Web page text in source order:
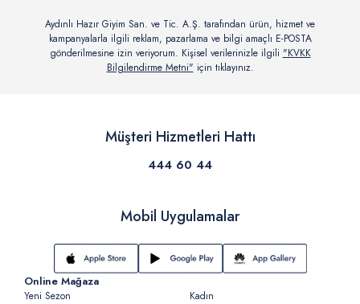
Aydınlı Hazır Giyim San. ve Tic. A.Ş. tarafından ürün, hizmet ve
kampanyalarla ilgili reklam, pazarlama ve bilgi amaçlı E-POSTA
gönderilmesine izin veriyorum. Kişisel verilerinizle ilgili "KVKK
Bilgilendirme Metni" için tıklayınız.
Müşteri Hizmetleri Hattı
444 60 44
Mobil Uygulamalar
Online Mağaza
Yeni Sezon
Kadın